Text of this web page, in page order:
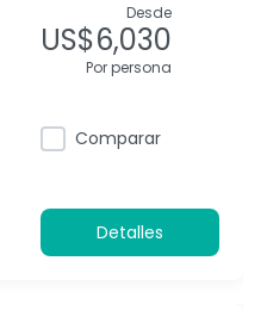
Desde
US$6,030
Por persona
Comparar
Detalles